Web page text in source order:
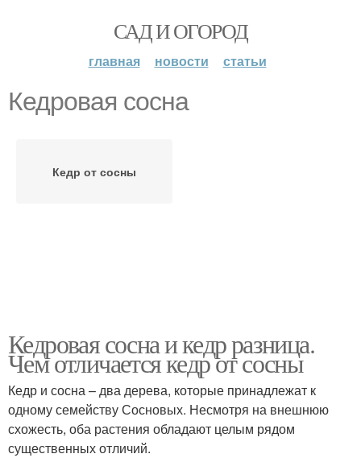
САД И ОГОРОД
главная новости статьи
Кедровая сосна
Кедр от сосны
Кедровая сосна и кедр разница.
Чем отличается кедр от сосны
Кедр и сосна – два дерева, которые принадлежат к
одному семейству Сосновых. Несмотря на внешнюю
схожесть, оба растения обладают целым рядом
существенных отличий.